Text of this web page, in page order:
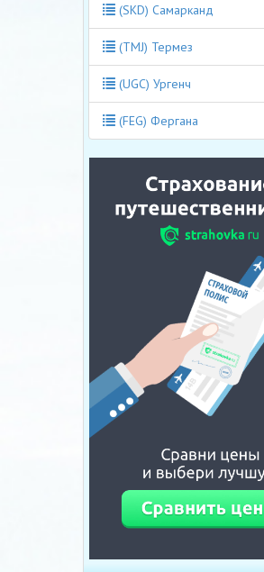
(SKD) Самарканд
(TMJ) Термез
(UGC) Ургенч
(FEG) Фергана